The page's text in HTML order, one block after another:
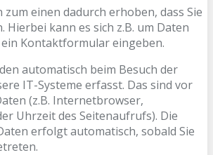
einen dadurch erhoben, dass Sie
Hierbei kann es sich z.B. um Daten
ein Kontaktformular eingeben.
automatisch beim Besuch der
IT-Systeme erfasst. Das sind vor
(z.B. Internetbrowser,
Uhrzeit des Seitenaufrufs). Die
erfolgt automatisch, sobald Sie